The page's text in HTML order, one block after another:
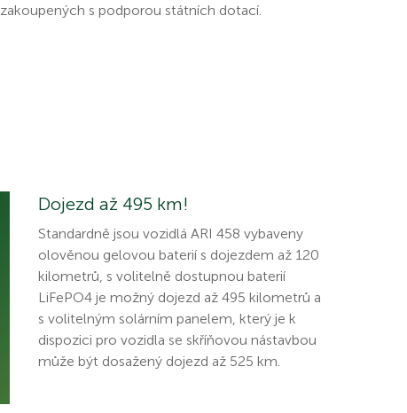
zakoupených s podporou státních dotací.
Dojezd až 495 km!
Standardně jsou vozidlá ARI 458 vybaveny
olověnou gelovou baterií s dojezdem až 120
kilometrů, s volitelně dostupnou baterií
LiFePO4 je možný dojezd až 495 kilometrů a
s volitelným solárním panelem, který je k
dispozici pro vozidla se skříňovou nástavbou
může být dosažený dojezd až 525 km.